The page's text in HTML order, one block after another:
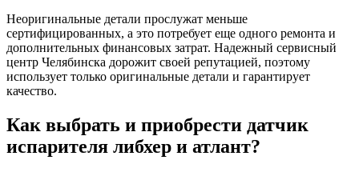
Неоригинальные детали прослужат меньше
сертифицированных, а это потребует еще одного ремонта и
дополнительных финансовых затрат. Надежный сервисный
центр Челябинска дорожит своей репутацией, поэтому
использует только оригинальные детали и гарантирует
качество.
Как выбрать и приобрести датчик
испарителя либхер и атлант?